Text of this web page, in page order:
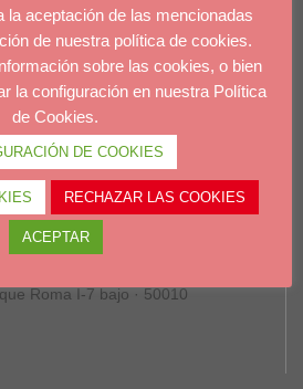
DE PORCINO DE
Roma I-7 bajo · 50010
la aceptación de las mencionadas
de nuestra política de cookies.
sobre las cookies, o bien
la configuración en nuestra Política
de Cookies.
DE COOKIES
RECHAZAR LAS COOKIES
ACEPTAR